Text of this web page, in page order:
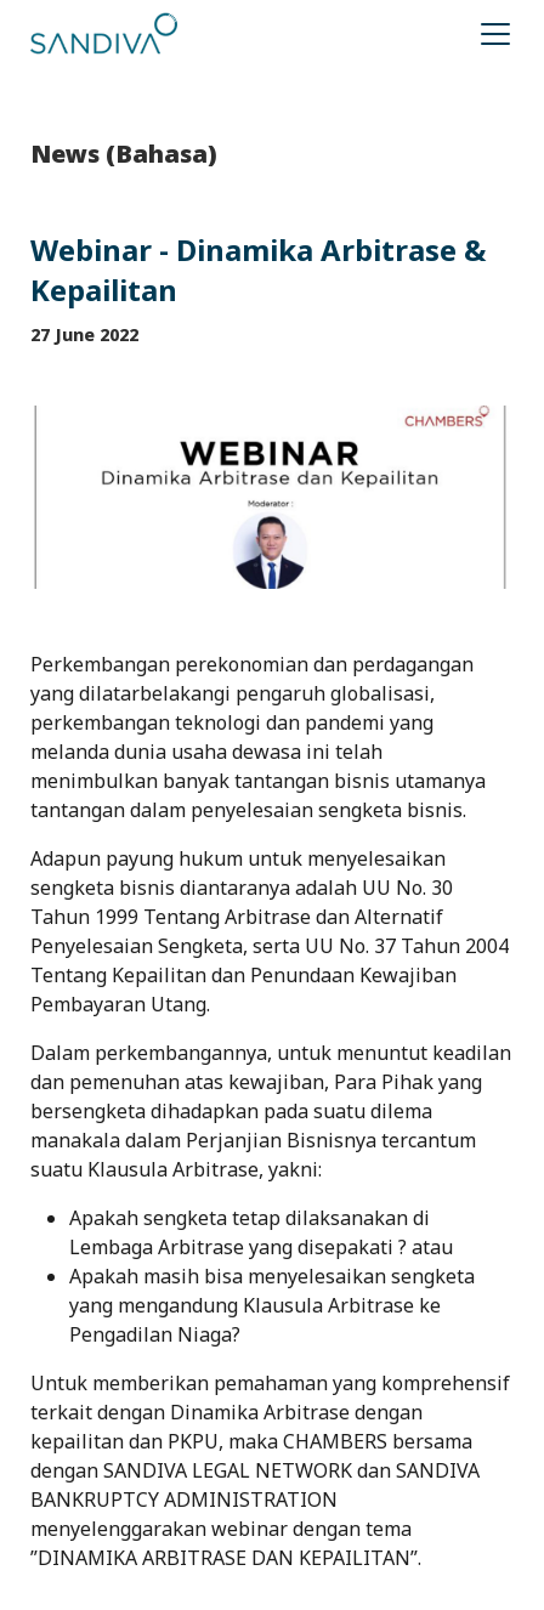
News (Bahasa)
Webinar - Dinamika Arbitrase &
Kepailitan
27 June 2022
Perkembangan perekonomian dan perdagangan
yang dilatarbelakangi pengaruh globalisasi,
perkembangan teknologi dan pandemi yang
melanda dunia usaha dewasa ini telah
menimbulkan banyak tantangan bisnis utamanya
tantangan dalam penyelesaian sengketa bisnis.
Adapun payung hukum untuk menyelesaikan
sengketa bisnis diantaranya adalah UU No. 30
Tahun 1999 Tentang Arbitrase dan Alternatif
Penyelesaian Sengketa, serta UU No. 37 Tahun 2004
Tentang Kepailitan dan Penundaan Kewajiban
Pembayaran Utang.
Dalam perkembangannya, untuk menuntut keadilan
dan pemenuhan atas kewajiban, Para Pihak yang
bersengketa dihadapkan pada suatu dilema
manakala dalam Perjanjian Bisnisnya tercantum
suatu Klausula Arbitrase, yakni:
Apakah sengketa tetap dilaksanakan di
Lembaga Arbitrase yang disepakati ? atau
Apakah masih bisa menyelesaikan sengketa
yang mengandung Klausula Arbitrase ke
Pengadilan Niaga?
Untuk memberikan pemahaman yang komprehensif
terkait dengan Dinamika Arbitrase dengan
kepailitan dan PKPU, maka CHAMBERS bersama
dengan SANDIVA LEGAL NETWORK dan SANDIVA
BANKRUPTCY ADMINISTRATION
menyelenggarakan webinar dengan tema
”DINAMIKA ARBITRASE DAN KEPAILITAN”.